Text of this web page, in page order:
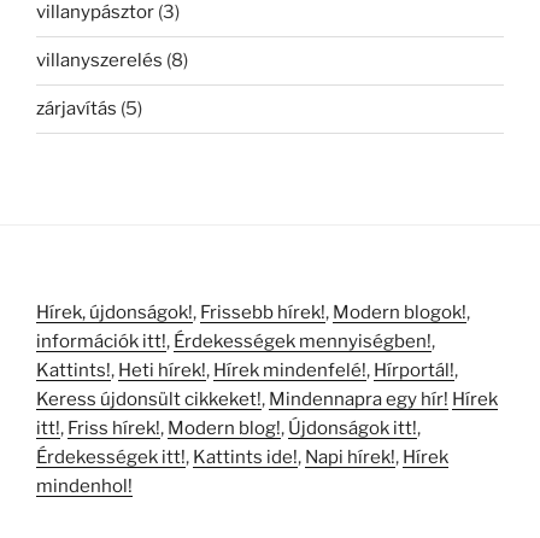
villanypásztor (3)
villanyszerelés (8)
zárjavítás (5)
Hírek, újdonságok!, Frissebb hírek!, Modern blogok!,
információk itt!, Érdekességek mennyiségben!,
Kattints!, Heti hírek!, Hírek mindenfelé!, Hírportál!,
Keress újdonsült cikkeket!, Mindennapra egy hír! Hírek
itt!, Friss hírek!, Modern blog!, Újdonságok itt!,
Érdekességek itt!, Kattints ide!, Napi hírek!, Hírek
mindenhol!